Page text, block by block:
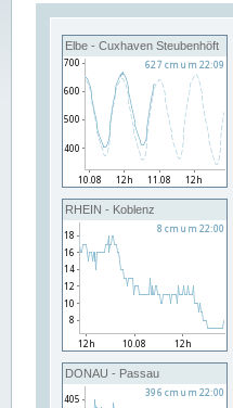
Elbe - Cuxhaven Steubenhöft
RHEIN - Koblenz
DONAU - Passau